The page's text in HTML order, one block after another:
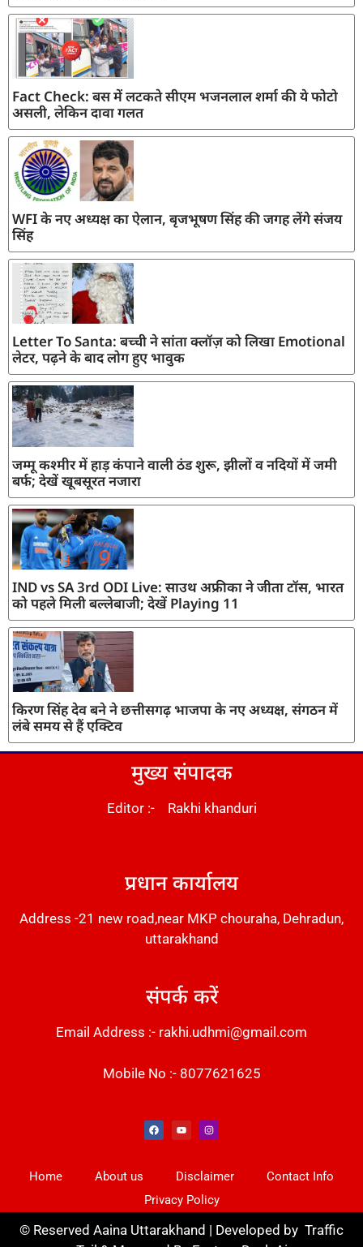
Fact Check: बस में लटकते सीएम भजनलाल शर्मा की ये फोटो
असली, लेकिन दावा गलत
WFI के नए अध्यक्ष का ऐलान, बृजभूषण सिंह की जगह लेंगे संजय
सिंह
Letter To Santa: बच्ची ने सांता क्लॉज़ को लिखा Emotional
लेटर, पढ़ने के बाद लोग हुए भावुक
जम्मू कश्मीर में हाड़ कंपाने वाली ठंड शुरू, झीलों व नदियों में जमी
बर्फ; देखें खूबसूरत नजारा
IND vs SA 3rd ODI Live: साउथ अफ्रीका ने जीता टॉस, भारत
को पहले मिली बल्लेबाजी; देखें Playing 11
किरण सिंह देव बने ने छत्तीसगढ़ भाजपा के नए अध्यक्ष, संगठन में
लंबे समय से हैं एक्टिव
मुख्य संपादक
Editor :- Rakhi khanduri
प्रधान कार्यालय
Address -21 new road,near MKP chouraha, Dehradun,
uttarakhand
संपर्क करें
Email Address :- rakhi.udhmi@gmail.com
Mobile No :- 8077621625
Home About us Disclaimer
Contact Info
Privacy Policy
© Reserved Aaina Uttarakhand | Developed by Traffic